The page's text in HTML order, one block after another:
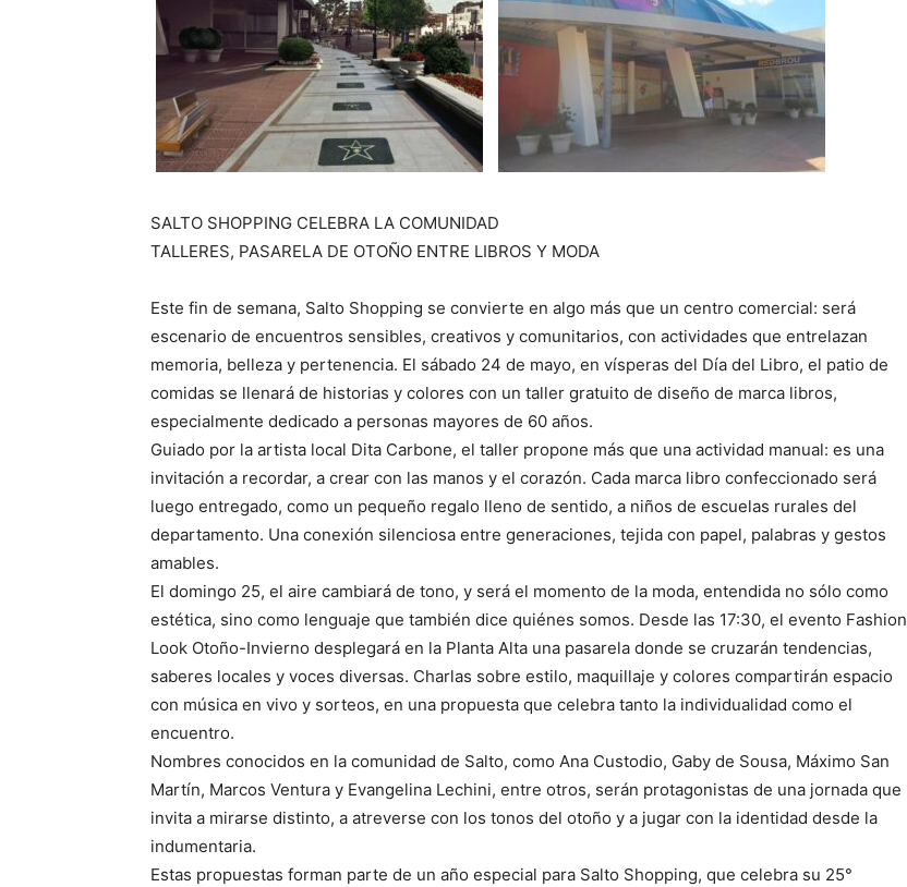
SALTO SHOPPING CELEBRA LA COMUNIDAD
TALLERES, PASARELA DE OTOÑO ENTRE LIBROS Y MODA
Este fin de semana, Salto Shopping se convierte en algo más que un centro comercial: será
escenario de encuentros sensibles, creativos y comunitarios, con actividades que entrelazan
memoria, belleza y pertenencia. El sábado 24 de mayo, en vísperas del Día del Libro, el patio de
comidas se llenará de historias y colores con un taller gratuito de diseño de marca libros,
especialmente dedicado a personas mayores de 60 años.
Guiado por la artista local Dita Carbone, el taller propone más que una actividad manual: es una
invitación a recordar, a crear con las manos y el corazón. Cada marca libro confeccionado será
luego entregado, como un pequeño regalo lleno de sentido, a niños de escuelas rurales del
departamento. Una conexión silenciosa entre generaciones, tejida con papel, palabras y gestos
amables.
El domingo 25, el aire cambiará de tono, y será el momento de la moda, entendida no sólo como
estética, sino como lenguaje que también dice quiénes somos. Desde las 17:30, el evento Fashion
Look Otoño-Invierno desplegará en la Planta Alta una pasarela donde se cruzarán tendencias,
saberes locales y voces diversas. Charlas sobre estilo, maquillaje y colores compartirán espacio
con música en vivo y sorteos, en una propuesta que celebra tanto la individualidad como el
encuentro.
Nombres conocidos en la comunidad de Salto, como Ana Custodio, Gaby de Sousa, Máximo San
Martín, Marcos Ventura y Evangelina Lechini, entre otros, serán protagonistas de una jornada que
invita a mirarse distinto, a atreverse con los tonos del otoño y a jugar con la identidad desde la
indumentaria.
Estas propuestas forman parte de un año especial para Salto Shopping, que celebra su 25°